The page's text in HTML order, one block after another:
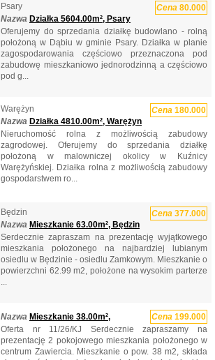
Psary Cena 80.000
Nazwa Działka 5604.00m², Psary
Oferujemy do sprzedania działkę budowlano - rolną
położoną w Dąbiu w gminie Psary. Działka w planie
zagospodarowania częściowo przeznaczona pod
zabudowę mieszkaniowo jednorodzinną a częściowo
pod g...
Warężyn Cena 180.000
Nazwa Działka 4810.00m², Warężyn
Nieruchomość rolna z możliwością zabudowy
zagrodowej. Oferujemy do sprzedania działkę
położoną w malowniczej okolicy w Kuźnicy
Warężyńskiej. Działka rolna z możliwością zabudowy
gospodarstwem ro...
Będzin Cena 377.000
Nazwa Mieszkanie 63.00m², Będzin
Serdecznie zapraszam na prezentację wyjątkowego
mieszkania położonego na najbardziej lubianym
osiedlu w Będzinie - osiedlu Zamkowym. Mieszkanie o
powierzchni 62.99 m2, położone na wysokim parterze
...
Cena 199.000
Nazwa Mieszkanie 38.00m²,
Oferta nr 11/26/KJ Serdecznie zapraszamy na
prezentację 2 pokojowego mieszkania położonego w
centrum Zawiercia. Mieszkanie o pow. 38 m2, składa